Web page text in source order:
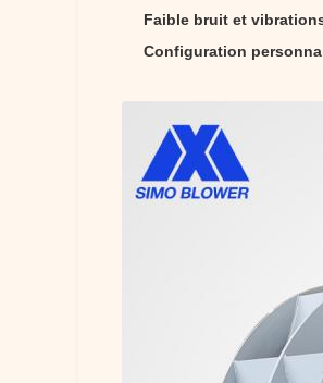
Faible bruit et
Configuration